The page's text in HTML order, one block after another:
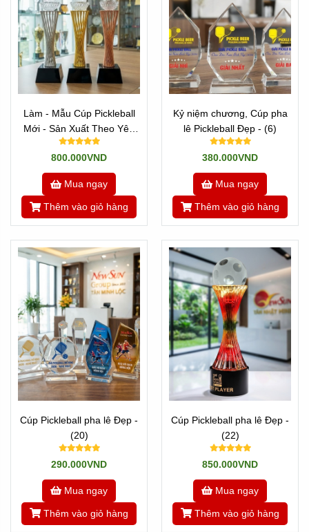
Làm - Mẫu Cúp Pickleball
Mới - Sản Xuất Theo Yêu
Cầu (9)
800.000VND
Mua ngay
Thêm vào giỏ hàng
Kỷ niệm chương, Cúp pha
lê Pickleball Đẹp - (6)
380.000VND
Mua ngay
Thêm vào giỏ hàng
Cúp Pickleball pha lê Đẹp -
(20)
290.000VND
Mua ngay
Thêm vào giỏ hàng
Cúp Pickleball pha lê Đẹp -
(22)
850.000VND
Mua ngay
Thêm vào giỏ hàng